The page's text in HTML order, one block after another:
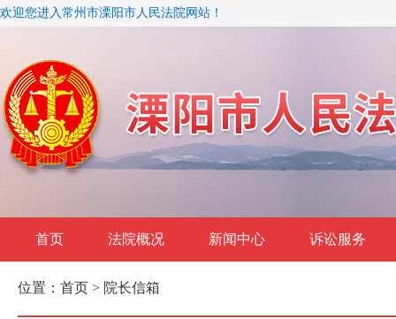
欢迎您进入常州市溧阳市人民法院网站！
首页 法院概况 新闻中心 诉讼服务
位置： 首页 > 院长信箱